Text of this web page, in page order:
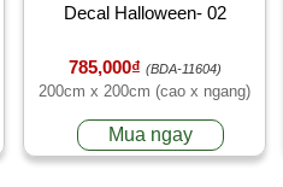
Decal Halloween- 02
785,000₫ (BDA-11604)
200cm x 200cm (cao x ngang)
Mua ngay